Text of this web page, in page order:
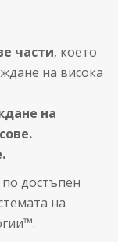
части, което
на висока
на
достъпен
на